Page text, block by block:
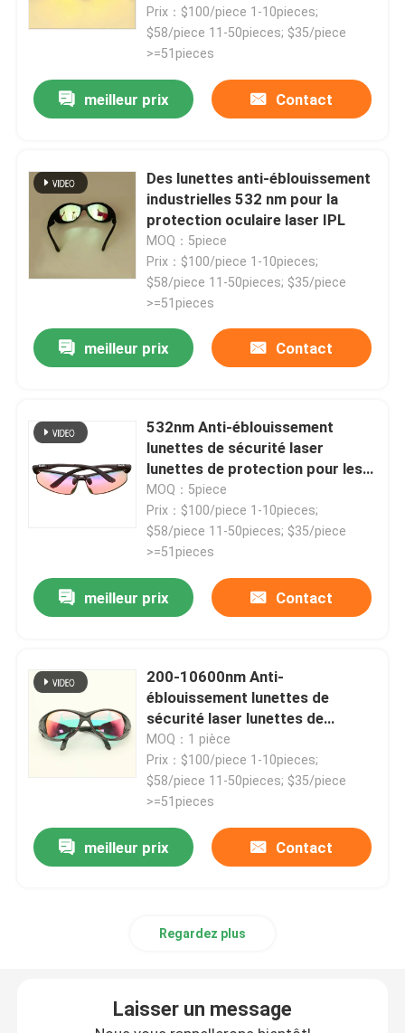
Prix：$100/piece 1-10pieces;
$58/piece 11-50pieces; $35/piece
>=51pieces
meilleur prix Contact
Des lunettes anti-éblouissement
industrielles 532 nm pour la
protection oculaire laser IPL
MOQ：5piece
Prix：$100/piece 1-10pieces;
$58/piece 11-50pieces; $35/piece
>=51pieces
meilleur prix Contact
532nm Anti-éblouissement
lunettes de sécurité laser
lunettes de protection pour les
yeux
MOQ：5piece
Prix：$100/piece 1-10pieces;
$58/piece 11-50pieces; $35/piece
>=51pieces
meilleur prix Contact
200-10600nm Anti-
éblouissement lunettes de
sécurité laser lunettes de
protection contre les micro-
ondes
MOQ：1 pièce
Prix：$100/piece 1-10pieces;
$58/piece 11-50pieces; $35/piece
>=51pieces
meilleur prix Contact
Regardez plus
Laisser un message